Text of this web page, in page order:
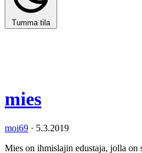
Tumma tila
mies
moi69 · 5.3.2019
Mies on ihmislajin edustaja, jolla on